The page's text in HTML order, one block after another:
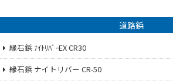
道路鋲
縁石鋲 ﾅｲﾄﾘﾊﾞｰEX CR30
縁石鋲 ナイトリバー CR-50